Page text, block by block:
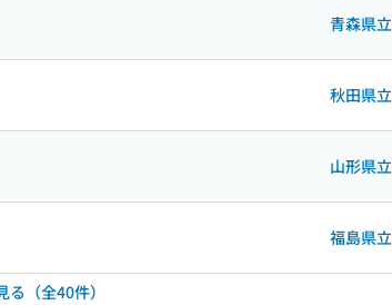
青森県
秋田県
山形県
福島県
る（全40件）